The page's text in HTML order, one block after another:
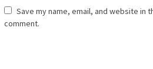
Save my name, email, and website in
comment.